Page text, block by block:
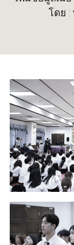
โดย